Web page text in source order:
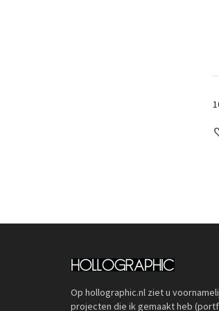
Op hollographic.nl ziet u
projecten die ik gemaakt heb